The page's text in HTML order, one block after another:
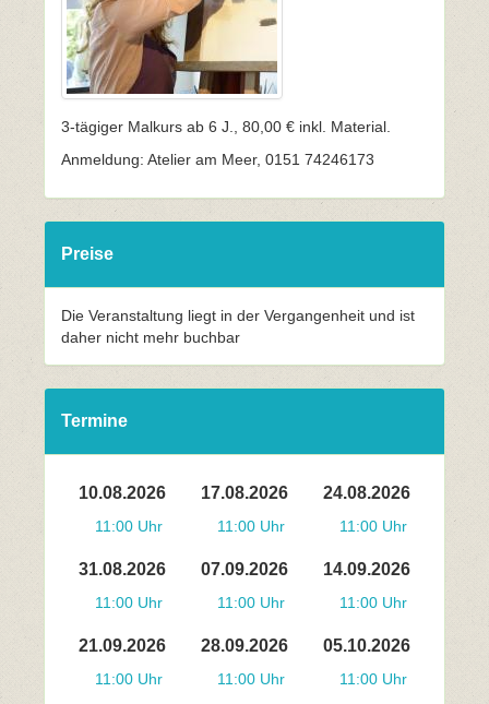
3-tägiger Malkurs ab 6 J., 80,00 € inkl. Material.
Anmeldung: Atelier am Meer, 0151 74246173
Preise
Die Veranstaltung liegt in der Vergangenheit und ist
daher nicht mehr buchbar
Termine
10.08.2026
11:00 Uhr
17.08.2026
11:00 Uhr
24.08.2026
11:00 Uhr
31.08.2026
11:00 Uhr
07.09.2026
11:00 Uhr
14.09.2026
11:00 Uhr
21.09.2026
11:00 Uhr
28.09.2026
11:00 Uhr
05.10.2026
11:00 Uhr